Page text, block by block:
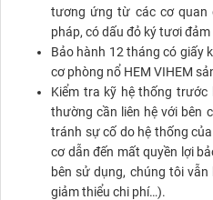
tương ứng từ các cơ quan
pháp, có dấu đỏ ký tươi
Bảo hành 12 tháng có giấy
cơ phòng nổ HEM VIHEM
Kiểm tra kỹ hệ thống trước
thường cần liên hệ với bên
tránh sự cố do hệ thống
cơ dẫn đến mất quyền lợi
bên sử dụng, chúng tôi
giảm thiểu chi phí…).